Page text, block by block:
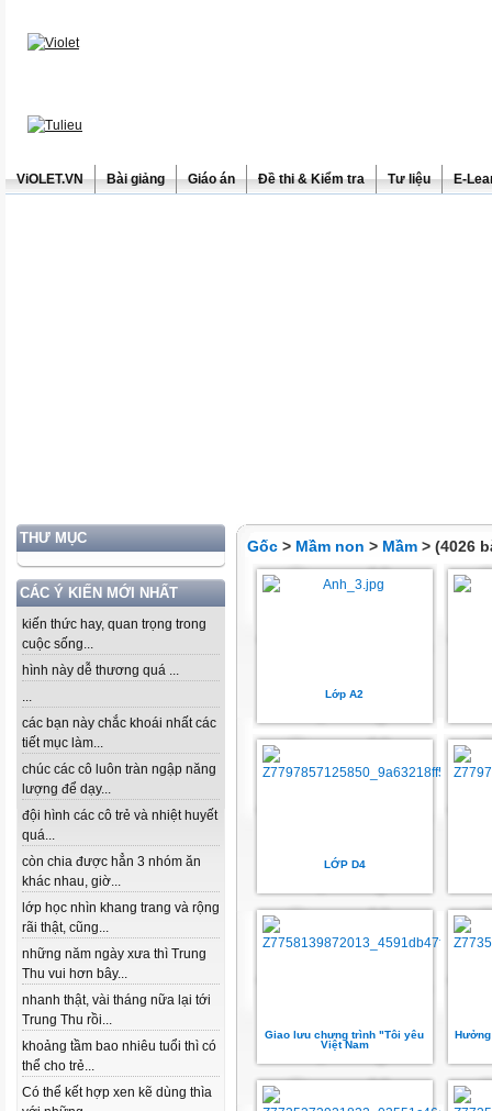
ViOLET.VN Bài giảng Giáo án Đề thi & Kiểm tra Tư liệu E-
THƯ MỤC
CÁC Ý KIẾN MỚI NHẤT
kiến thức hay, quan trọng trong
cuộc sống...
hình này dễ thương quá ...
...
các bạn này chắc khoái nhất các
tiết mục làm...
chúc các cô luôn tràn ngập năng
lượng để dạy...
đội hình các cô trẻ và nhiệt huyết
quá...
còn chia được hẳn 3 nhóm ăn
khác nhau, giờ...
lớp học nhìn khang trang và rộng
rãi thật, cũng...
những năm ngày xưa thì Trung
Thu vui hơn bây...
nhanh thật, vài tháng nữa lại tới
Trung Thu rồi...
khoảng tầm bao nhiêu tuổi thì có
thể cho trẻ...
Có thể kết hợp xen kẽ dùng thìa
Gốc > Mầm non > Mầm > (4026
Lớp A2
LỚP D4
Giao lưu chưng trình "Tôi yêu
Việt Nam